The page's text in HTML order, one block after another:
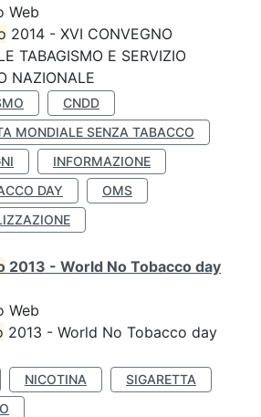
Web
2014 - XVI CONVEGNO
TABAGISMO E SERVIZIO
NAZIONALE
CNDD
MONDIALE SENZA TABACCO
INFORMAZIONE
DAY
OMS
2013 - World No Tobacco day
Web
2013 - World No Tobacco day
NICOTINA
SIGARETTA